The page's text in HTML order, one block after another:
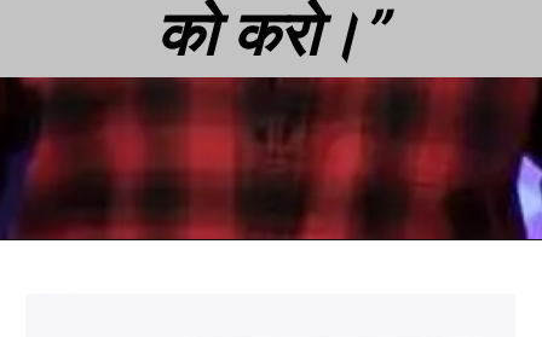
को करो।”